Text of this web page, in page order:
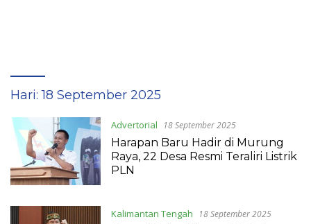
Hari:18 September 2025
Advertorial 18 September 2025
Harapan Baru Hadir di Murung
Raya, 22 Desa Resmi Teraliri Listrik
PLN
Kalimantan Tengah 18 September 2025